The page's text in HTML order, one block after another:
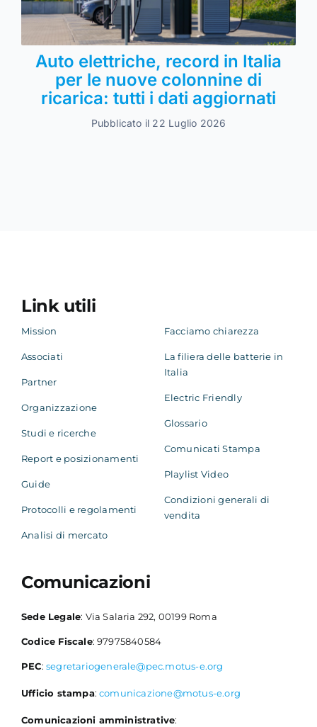
Auto elettriche, record in Italia
per le nuove colonnine di
ricarica: tutti i dati aggiornati
Pubblicato il 22 Luglio 2026
Link utili
Mission
Associati
Partner
Organizzazione
Studi e ricerche
Report e posizionamenti
Guide
Protocolli e regolamenti
Analisi di mercato
Facciamo chiarezza
La filiera delle batterie in
Italia
Electric Friendly
Glossario
Comunicati Stampa
Playlist Video
Condizioni generali di
vendita
Comunicazioni
Sede Legale: Via Salaria 292, 00199 Roma
Codice Fiscale: 97975840584
PEC: segretariogenerale@pec.motus-e.org
Ufficio stampa:comunicazione@motus-e.org
Comunicazioni amministrative: